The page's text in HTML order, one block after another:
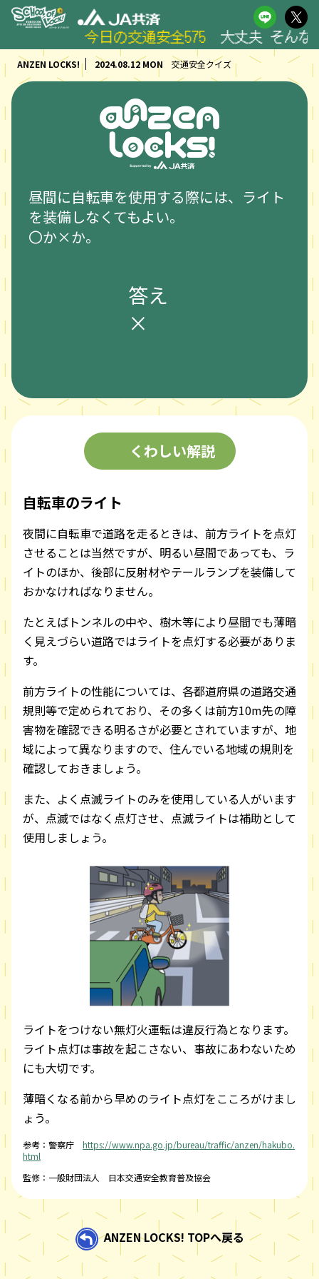
今日の交通安全575 大丈夫 そんな
ANZEN LOCKS! 2024.08.12 MON 交通安全クイズ
昼間に自転車を使用する際には、ライト
を装備しなくてもよい。
〇か×か。
答え
×
くわしい解説
自転車のライト
夜間に自転車で道路を走るときは、前方ライトを点灯
させることは当然ですが、明るい昼間であっても、ラ
イトのほか、後部に反射材やテールランプを装備して
おかなければなりません。
たとえばトンネルの中や、樹木等により昼間でも薄暗
く見えづらい道路ではライトを点灯する必要がありま
す。
前方ライトの性能については、各都道府県の道路交通
規則等で定められており、その多くは前方10m先の障
害物を確認できる明るさが必要とされていますが、地
域によって異なりますので、住んでいる地域の規則を
確認しておきましょう。
また、よく点滅ライトのみを使用している人がいます
が、点滅ではなく点灯させ、点滅ライトは補助として
使用しましょう。
ライトをつけない無灯火運転は違反行為となります。
ライト点灯は事故を起こさない、事故にあわないため
にも大切です。
薄暗くなる前から早めのライト点灯をこころがけまし
ょう。
参考：警察庁 https://www.npa.go.jp/bureau/traffic/anzen/hakubo.
html
監修：一般財団法人 日本交通安全教育普及協会
ANZEN LOCKS! TOPへ戻る